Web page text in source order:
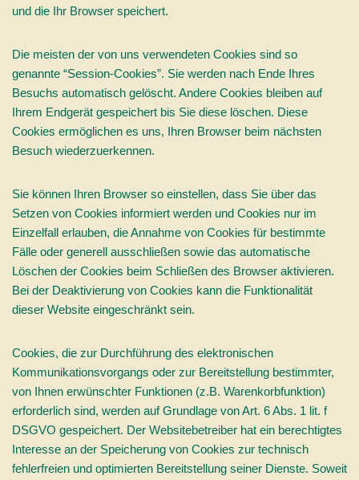
und die Ihr Browser speichert.
Die meisten der von uns verwendeten Cookies sind so
genannte “Session-Cookies”. Sie werden nach Ende Ihres
Besuchs automatisch gelöscht. Andere Cookies bleiben auf
Ihrem Endgerät gespeichert bis Sie diese löschen. Diese
Cookies ermöglichen es uns, Ihren Browser beim nächsten
Besuch wiederzuerkennen.
Sie können Ihren Browser so einstellen, dass Sie über das
Setzen von Cookies informiert werden und Cookies nur im
Einzelfall erlauben, die Annahme von Cookies für bestimmte
Fälle oder generell ausschließen sowie das automatische
Löschen der Cookies beim Schließen des Browser aktivieren.
Bei der Deaktivierung von Cookies kann die Funktionalität
dieser Website eingeschränkt sein.
Cookies, die zur Durchführung des elektronischen
Kommunikationsvorgangs oder zur Bereitstellung bestimmter,
von Ihnen erwünschter Funktionen (z.B. Warenkorbfunktion)
erforderlich sind, werden auf Grundlage von Art. 6 Abs. 1 lit. f
DSGVO gespeichert. Der Websitebetreiber hat ein berechtigtes
Interesse an der Speicherung von Cookies zur technisch
fehlerfreien und optimierten Bereitstellung seiner Dienste. Soweit